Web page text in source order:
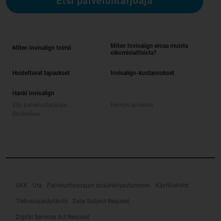
Miten Invisalign toimii
Miten Invisalign eroaa muista
oikomislaitteista?
Hoidettavat tapaukset Invisalign-kustannukset
Hanki Invisalign
UKK Ura Palveluntarjoajan sisäänkirjautuminen Käyttöehdot
Tietosuojakäytäntö Data Subject Request
Digital Services Act Request